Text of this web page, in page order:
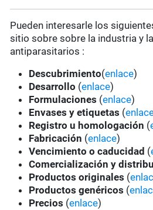
Pueden interesarle los
sitio sobre sobre la industria y
antiparasitarios :
Descubrimiento(enlace)
Desarrollo (enlace)
Formulaciones (enlace)
Envases y etiquetas (
Registro u homologación (
Fabricación (enlace)
Vencimiento o caducidad (
Comercialización y
Productos originales (
Productos genéricos (
Precios (enlace)